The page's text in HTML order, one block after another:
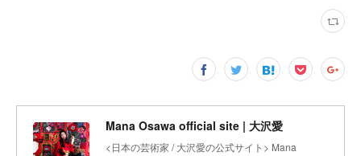
Mana Osawa official site | 大沢愛
<日本の芸術家 / 大沢愛の公式サイト> Mana